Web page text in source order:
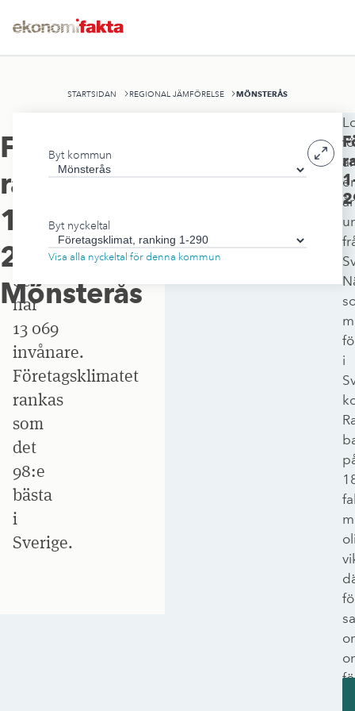
STARTSIDAN REGIONAL JÄMFÖRELSE MÖNSTERÅS
Företagsklimat,
ranking
1-
290,
Mönsterås
kommun
ligger
Kalmar
och
har
13 069
invånare.
Företagsklimatet
rankas
som
det
98:e
bästa
i
Sverige.
Byt kommun
Byt nyckeltal
Visa alla nyckeltal för denna kommun
är
i